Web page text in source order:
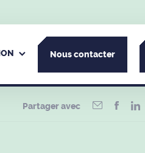
Nous contacter
Partager avec